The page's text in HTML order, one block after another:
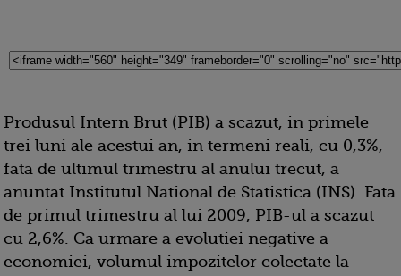
Produsul Intern Brut (PIB) a scazut, in primele
trei luni ale acestui an, in termeni reali, cu 0,3%,
fata de ultimul trimestru al anului trecut, a
anuntat Institutul National de Statistica (INS). Fata
de primul trimestru al lui 2009, PIB-ul a scazut
cu 2,6%. Ca urmare a evolutiei negative a
economiei, volumul impozitelor colectate la